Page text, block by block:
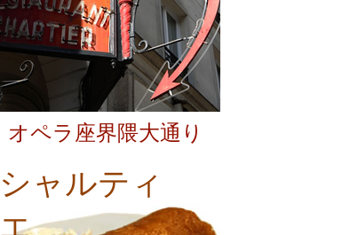
シャルティ
エ
オペラ座界隈大通り